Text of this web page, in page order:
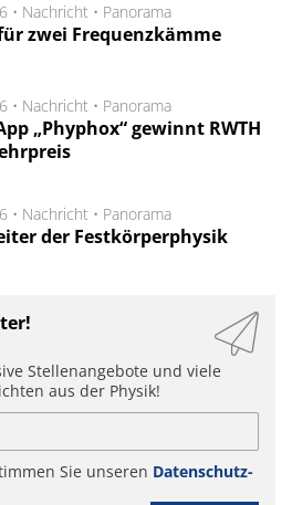
• Nachricht • Panorama
zwei Frequenzkämme
• Nachricht • Panorama
„Phyphox“ gewinnt RWTH
• Nachricht • Panorama
der Festkörperphysik
Stellenangebote und viele
aus der Physik!
Sie unseren Datenschutz-